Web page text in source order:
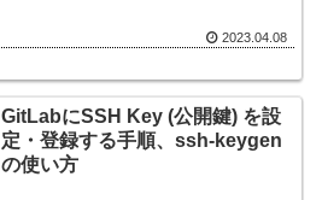
2023.04.08
GitLabにSSH Key (公開鍵) を設
定・登録する手順、ssh-keygen
の使い方